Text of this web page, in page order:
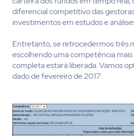
diferencial competitivo das
investimentos em estudos e
Entretanto, se retrocedermos três
escolhendo uma competência
completa estará liberada. Vamos
dado de fevereiro de 2017: